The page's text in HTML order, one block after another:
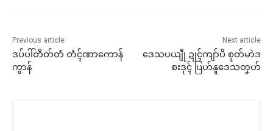
Previous article
ဒပ်ပါ်တိတ်တံ တံၚ်ဏာကောန်
ကွာန်
Next article
ဒေသပယျဵု ဍုၚ်ကျာ်ပိ စုတ်မာဲဒ
စးဒုၚ် ပြဟ်နူဒေသတၞဟ်